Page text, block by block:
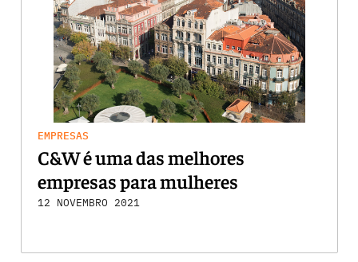
EMPRESAS
C&W é uma das melhores
empresas para mulheres
12 NOVEMBRO 2021